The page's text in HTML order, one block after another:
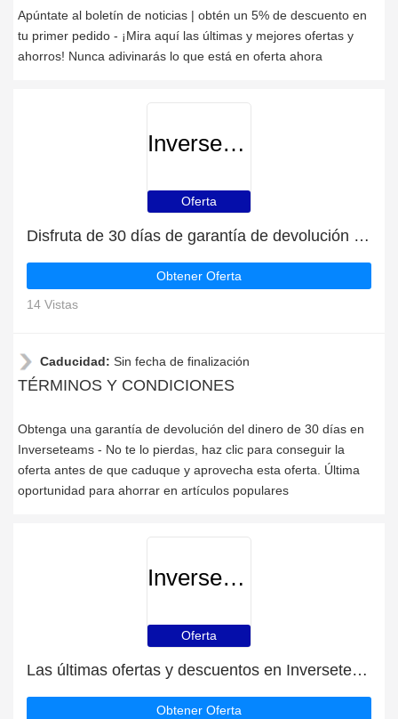
Apúntate al boletín de noticias | obtén un 5% de descuento en
tu primer pedido - ¡Mira aquí las últimas y mejores ofertas y
ahorros! Nunca adivinarás lo que está en oferta ahora
Inverseteams
Oferta
Disfruta de 30 días de garantía de devolución del dinero | descuento continuo
Obtener Oferta
14 Vistas
Caducidad: Sin fecha de finalización
TÉRMINOS Y CONDICIONES
Obtenga una garantía de devolución del dinero de 30 días en
Inverseteams - No te lo pierdas, haz clic para conseguir la
oferta antes de que caduque y aprovecha esta oferta. Última
oportunidad para ahorrar en artículos populares
Inverseteams
Oferta
Las últimas ofertas y descuentos en Inverseteams
Obtener Oferta